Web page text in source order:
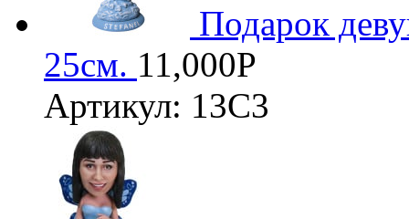
Подарок
25см. 11,000Р
Артикул: 13С3